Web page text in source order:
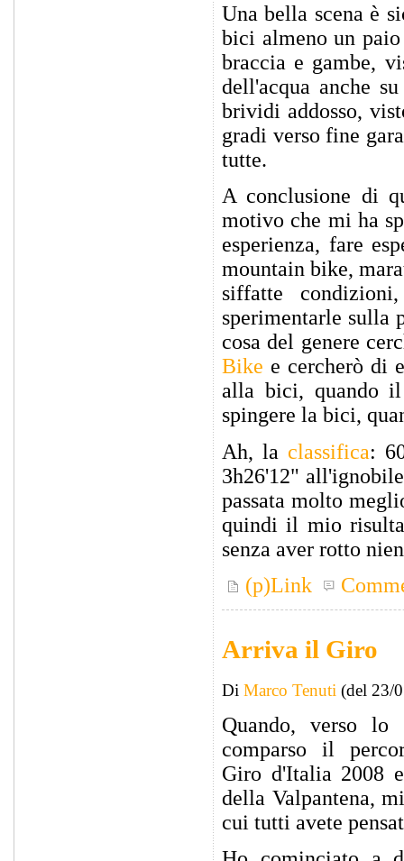
Una bella scena è
bici almeno un
braccia e gambe,
dell'acqua anche
brividi addosso,
gradi verso fine
tutte.
A conclusione di
motivo che mi ha
esperienza, fare
mountain bike,
siffatte
sperimentarle sulla
cosa del genere
Bike e cercherò di
alla bici, quando
spingere la bici,
Ah, la classifica:
3h26'12"
passata molto
quindi il mio
senza aver rotto
(p)Link
Arriva il Giro
Di Marco Tenuti (del 23/
Quando, verso lo
comparso il
Giro d'Italia 2008
della Valpantena,
cui tutti avete